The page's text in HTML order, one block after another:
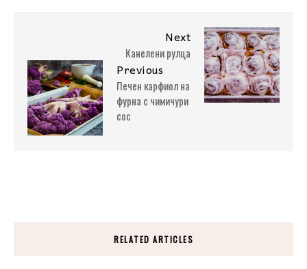
Next
Канелени рулца
Previous
Печен карфиол на
фурна с чимичури
сос
RELATED ARTICLES